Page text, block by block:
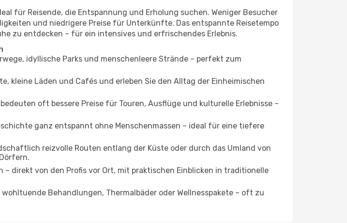
für Reisende, die Entspannung und Erholung suchen. Weniger Besucher
und niedrigere Preise für Unterkünfte. Das entspannte Reisetempo
zu entdecken – für ein intensives und erfrischendes Erlebnis.
idyllische Parks und menschenleere Strände – perfekt zum
kleine Läden und Cafés und erleben Sie den Alltag der Einheimischen
oft bessere Preise für Touren, Ausflüge und kulturelle Erlebnisse –
ganz entspannt ohne Menschenmassen – ideal für eine tiefere
reizvolle Routen entlang der Küste oder durch das Umland von
– direkt von den Profis vor Ort, mit praktischen Einblicken in traditionelle
wohltuende Behandlungen, Thermalbäder oder Wellnesspakete – oft zu